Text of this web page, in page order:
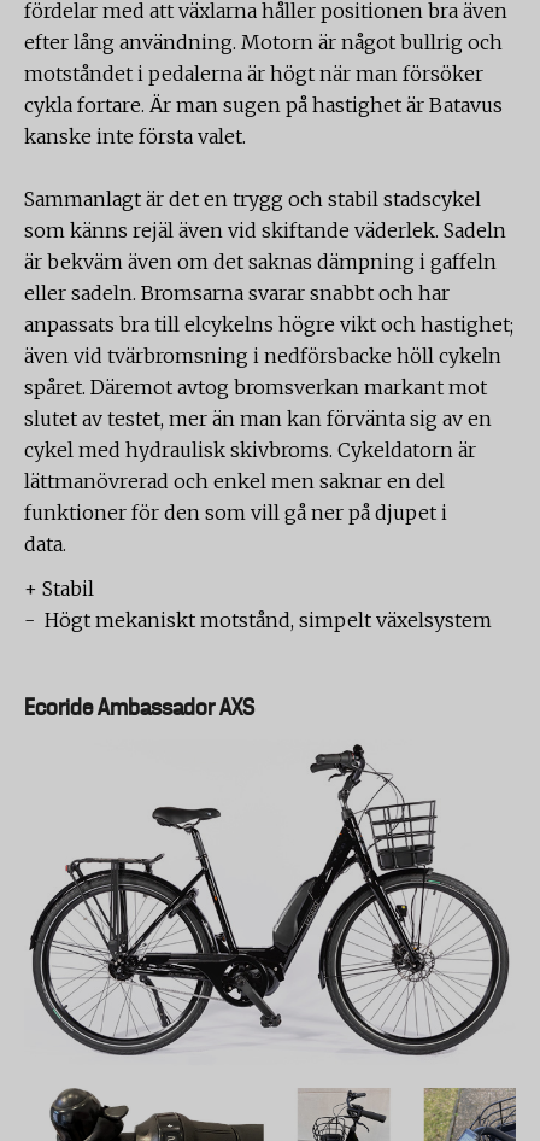
fördelar med att växlarna håller positionen bra även
efter lång användning. Motorn är något bullrig och
motståndet i pedalerna är högt när man försöker
cykla fortare. Är man sugen på hastighet är Batavus
kanske inte första valet.
Sammanlagt är det en trygg och stabil stadscykel
som känns rejäl även vid skiftande väderlek. Sadeln
är bekväm även om det saknas dämpning i gaffeln
eller sadeln. Bromsarna svarar snabbt och har
anpassats bra till elcykelns högre vikt och hastighet;
även vid tvärbromsning i nedförsbacke höll cykeln
spåret. Däremot avtog bromsverkan markant mot
slutet av testet, mer än man kan förvänta sig av en
cykel med hydraulisk skivbroms. Cykeldatorn är
lättmanövrerad och enkel men saknar en del
funktioner för den som vill gå ner på djupet i
data.
+ Stabil
- Högt mekaniskt motstånd, simpelt växelsystem
Ecoride Ambassador AXS